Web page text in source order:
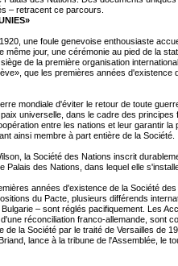
– retracent ce parcours.
une foule genevoise enthousiaste
même jour, une cérémonie au pied de la
de la première organisation
que les premières années d'existence
mondiale d'éviter le retour de toute
universelle, dans le cadre des principes
entre les nations et leur garantir la
ainsi membre à part entière de la Société.
la Société des Nations inscrit
des Nations, dans lequel elle
années d'existence de la Société
du Pacte, plusieurs différends
– sont réglés pacifiquement. Les
réconciliation franco-allemande, sont
la Société par le traité de Versailles de
lance à la tribune de l'Assemblée, le